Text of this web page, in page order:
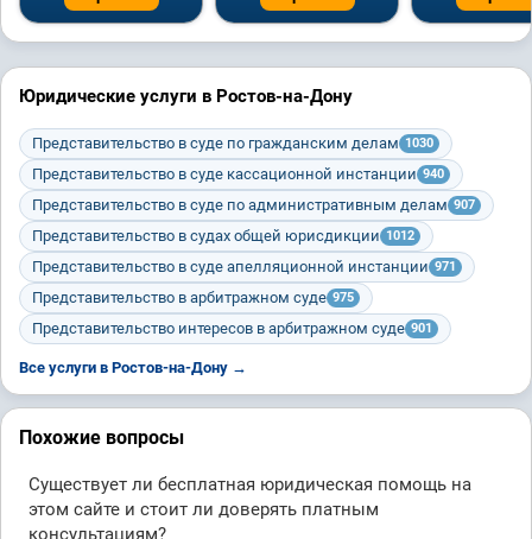
Юридические услуги в Ростов-на-Дону
Представительство в суде по гражданским делам 1030
Представительство в суде кассационной инстанции 940
Представительство в суде по административным делам 907
Представительство в судах общей юрисдикции 1012
Представительство в суде апелляционной инстанции 971
Представительство в арбитражном суде 975
Представительство интересов в арбитражном суде 901
Все услуги в Ростов-на-Дону →
Похожие вопросы
Существует ли бесплатная юридическая помощь на
этом сайте и стоит ли доверять платным
консультациям?